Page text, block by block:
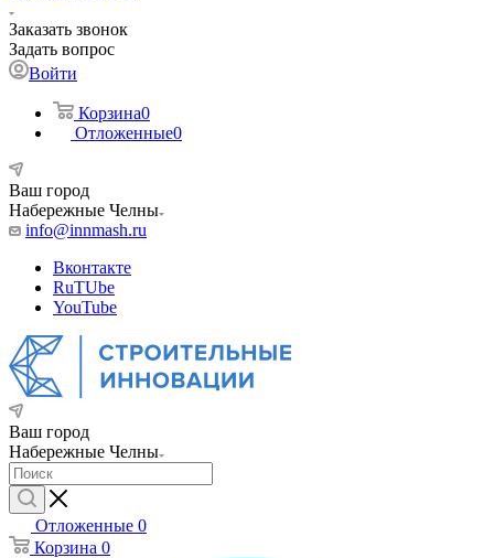
Заказать звонок
Задать вопрос
Войти
Корзина0
Отложенные0
Ваш город
Набережные Челны
info@innmash.ru
Вконтакте
RuTUbe
YouTube
Ваш город
Набережные Челны
Отложенные 0
Корзина 0